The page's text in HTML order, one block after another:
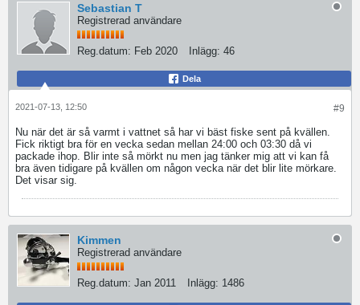
Sebastian T
Registrerad användare
Reg.datum: Feb 2020 Inlägg: 46
Dela
#9
2021-07-13, 12:50
Nu när det är så varmt i vattnet så har vi bäst fiske sent på kvällen.
Fick riktigt bra för en vecka sedan mellan 24:00 och 03:30 då vi
packade ihop. Blir inte så mörkt nu men jag tänker mig att vi kan få
bra även tidigare på kvällen om någon vecka när det blir lite mörkare.
Det visar sig.
Kimmen
Registrerad användare
Reg.datum: Jan 2011 Inlägg: 1486